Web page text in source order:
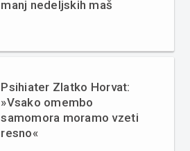
manj nedeljskih maš
Psihiater Zlatko Horvat:
»Vsako omembo
samomora moramo vzeti
resno«